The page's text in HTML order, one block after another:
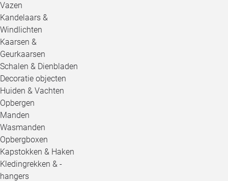
Vazen
Kandelaars &
Windlichten
Kaarsen &
Geurkaarsen
Schalen & Dienbladen
Decoratie objecten
Huiden & Vachten
Opbergen
Manden
Wasmanden
Opbergboxen
Kapstokken & Haken
Kledingrekken & -
hangers